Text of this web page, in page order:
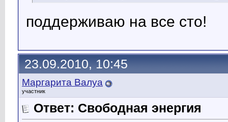
поддерживаю на все сто!
23.09.2010, 10:45
Маргарита Валуа
участник
Ответ: Свободная энергия